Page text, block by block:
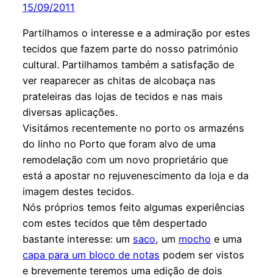
15/09/2011
Partilhamos o interesse e a admiração por estes
tecidos que fazem parte do nosso património
cultural. Partilhamos também a satisfação de
ver reaparecer as chitas de alcobaça nas
prateleiras das lojas de tecidos e nas mais
diversas aplicações.
Visitámos recentemente no porto os armazéns
do linho no Porto que foram alvo de uma
remodelação com um novo proprietário que
está a apostar no rejuvenescimento da loja e da
imagem destes tecidos.
Nós próprios temos feito algumas experiências
com estes tecidos que têm despertado
bastante interesse: um saco, um mocho e uma
capa para um bloco de notas podem ser vistos
e brevemente teremos uma edição de dois